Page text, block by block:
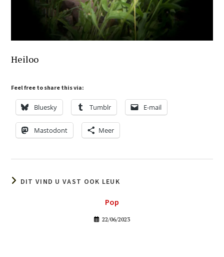
Heiloo
Feel free to share this via:
Bluesky Tumblr E-mail
Mastodont Meer
DIT VIND U VAST OOK LEUK
Pop
22/06/2023